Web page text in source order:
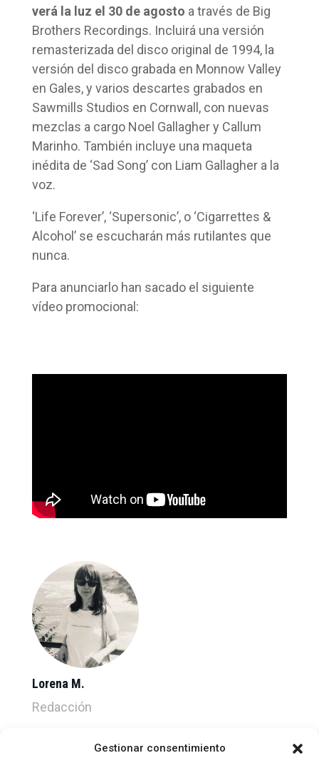
Gestionar consentimiento
verá la luz el 30 de agosto a través de Big
Brothers Recordings. Incluirá una versión
remasterizada del disco original de 1994, la
versión del disco grabada en Monnow Valley
en Gales, y varios descartes grabados en
Sawmills Studios en Cornwall, con nuevas
mezclas a cargo Noel Gallagher y Callum
Marinho. También incluye una maqueta
inédita de ‘Sad Song’ con Liam Gallagher a la
voz.
‘Life Forever’, ‘Supersonic’, o ‘Cigarrettes &
Alcohol’ se escucharán más rutilantes que
nunca.
Para anunciarlo han sacado el siguiente
vídeo promocional:
Lorena M.
Redacción